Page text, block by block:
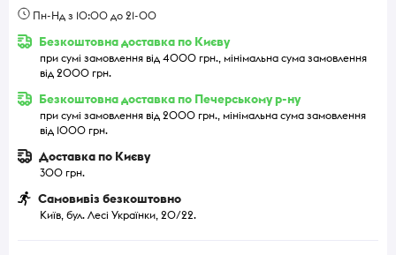
Пн-Нд з 10:00 до 21-00
Безкоштовна доставка по Києву
при сумі замовлення від 4000 грн., мінімальна сума замовлення
від 2000 грн.
Безкоштовна доставка по Печерському р-ну
при сумі замовлення від 2000 грн., мінімальна сума замовлення
від 1000 грн.
Доставка по Києву
300 грн.
Самовивіз безкоштовно
Київ, бул. Лесі Українки, 20/22.